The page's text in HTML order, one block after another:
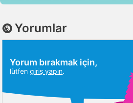
Yorumlar
Yorum bırakmak için,
lütfen giriş yapın.